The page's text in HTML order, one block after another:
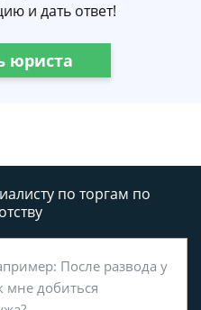
и дать ответ!
юриста
по торгам по